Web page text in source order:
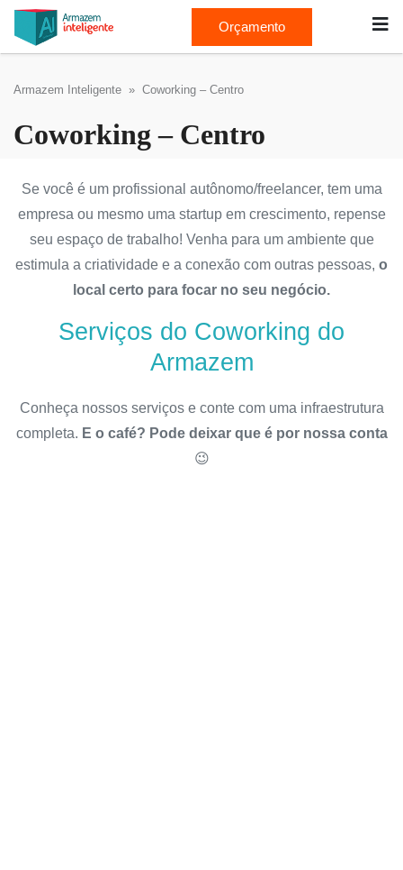
Orçamento
Armazem Inteligente » Coworking – Centro
Coworking – Centro
Se você é um profissional autônomo/freelancer, tem uma
empresa ou mesmo uma startup em crescimento, repense
seu espaço de trabalho! Venha para um ambiente que
estimula a criatividade e a conexão com outras pessoas, o
local certo para focar no seu negócio.
Serviços do Coworking do
Armazem
Conheça nossos serviços e conte com uma infraestrutura
completa. E o café? Pode deixar que é por nossa conta
😉